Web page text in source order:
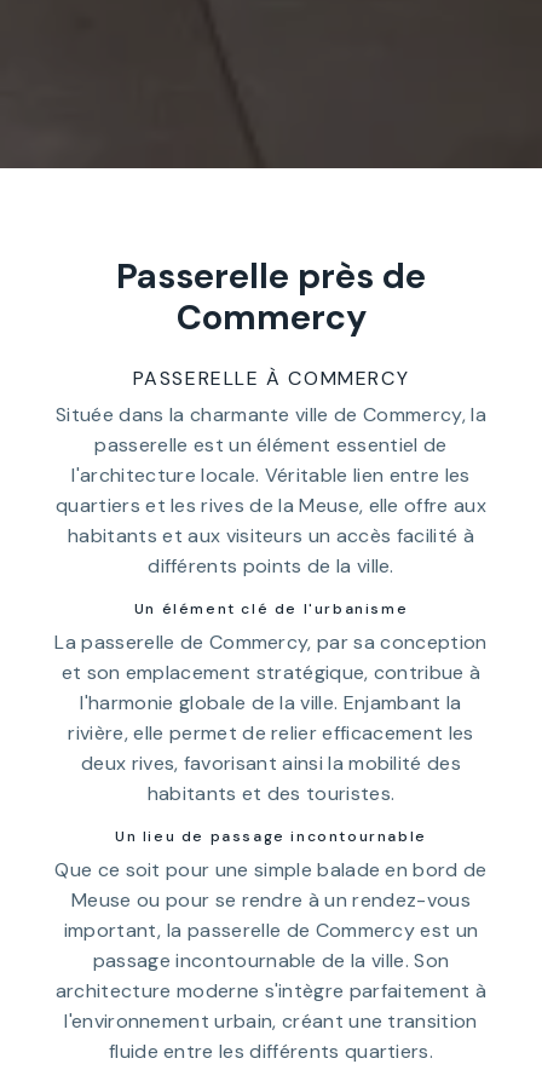
Passerelle près de
Commercy
PASSERELLE À COMMERCY
Située dans la charmante ville de Commercy, la
passerelle est un élément essentiel de
l'architecture locale. Véritable lien entre les
quartiers et les rives de la Meuse, elle offre aux
habitants et aux visiteurs un accès facilité à
différents points de la ville.
Un élément clé de l'urbanisme
La passerelle de Commercy, par sa conception
et son emplacement stratégique, contribue à
l'harmonie globale de la ville. Enjambant la
rivière, elle permet de relier efficacement les
deux rives, favorisant ainsi la mobilité des
habitants et des touristes.
Un lieu de passage incontournable
Que ce soit pour une simple balade en bord de
Meuse ou pour se rendre à un rendez-vous
important, la passerelle de Commercy est un
passage incontournable de la ville. Son
architecture moderne s'intègre parfaitement à
l'environnement urbain, créant une transition
fluide entre les différents quartiers.